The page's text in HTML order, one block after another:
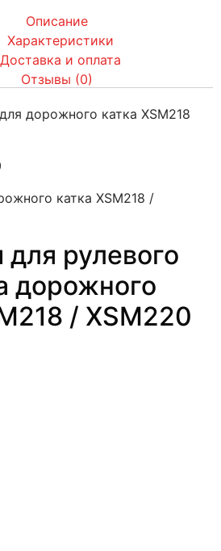
Описание
Характеристики
Доставка и оплата
Отзывы (0)
дорожного катка XSM218
катка XSM218 /
для рулевого
дорожного
/ XSM220